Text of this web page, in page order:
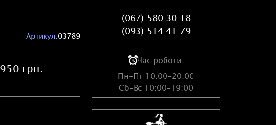
Артикул:03789
950 грн.
(067) 580 30 18
(093) 514 41 79
Час роботи:
Пн-Пт 10:00-20:00
Сб-Вс 10:00-19:00